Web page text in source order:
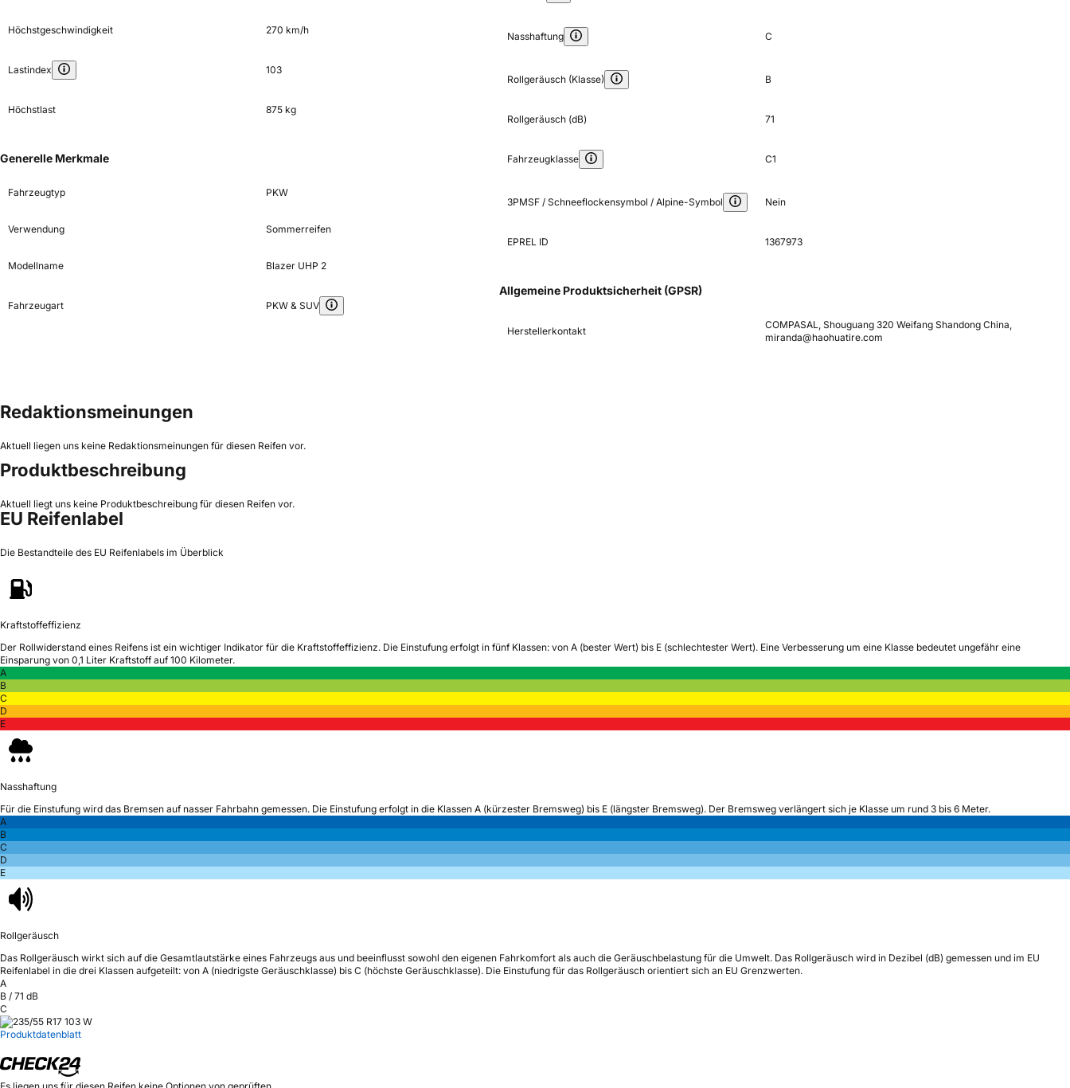
Höchstgeschwindigkeit 270 km/h
Lastindex 103
Höchstlast 875 kg
Generelle Merkmale
Fahrzeugtyp PKW
Verwendung Sommerreifen
Modellname Blazer UHP 2
Fahrzeugart PKW & SUV
Nasshaftung C
Rollgeräusch (Klasse) B
Rollgeräusch (dB) 71
Fahrzeugklasse C1
3PMSF / Schneeflockensymbol / Alpine-Symbol Nein
EPREL ID 1367973
Allgemeine Produktsicherheit (GPSR)
Herstellerkontakt
COMPASAL, Shouguang 320 Weifang Shandong China,
miranda@haohuatire.com
Redaktionsmeinungen
Aktuell liegen uns keine Redaktionsmeinungen für diesen Reifen vor.
Produktbeschreibung
Aktuell liegt uns keine Produktbeschreibung für diesen Reifen vor.
EU Reifenlabel
Die Bestandteile des EU Reifenlabels im Überblick
Kraftstoffeffizienz
Der Rollwiderstand eines Reifens ist ein wichtiger Indikator für die Kraftstoffeffizienz. Die Einstufung erfolgt in fünf Klassen: von A (bester Wert) bis E (schlechtester Wert). Eine Verbesserung um eine Klasse bedeutet ungefähr eine
Einsparung von 0,1 Liter Kraftstoff auf 100 Kilometer.
A
B
C
D
E
Nasshaftung
Für die Einstufung wird das Bremsen auf nasser Fahrbahn gemessen. Die Einstufung erfolgt in die Klassen A (kürzester Bremsweg) bis E (längster Bremsweg). Der Bremsweg verlängert sich je Klasse um rund 3 bis 6 Meter.
A
B
C
D
E
Rollgeräusch
Das Rollgeräusch wirkt sich auf die Gesamtlautstärke eines Fahrzeugs aus und beeinflusst sowohl den eigenen Fahrkomfort als auch die Geräuschbelastung für die Umwelt. Das Rollgeräusch wird in Dezibel (dB) gemessen und im EU
Reifenlabel in die drei Klassen aufgeteilt: von A (niedrigste Geräuschklasse) bis C (höchste Geräuschklasse). Die Einstufung für das Rollgeräusch orientiert sich an EU Grenzwerten.
A
B / 71 dB
C
Produktdatenblatt